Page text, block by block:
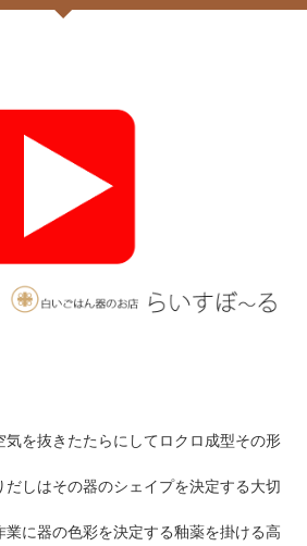
気を抜きたたらにしてロクロ成型その形
しはその器のシェイプを決定する大切
に器の色彩を決定する釉薬を掛ける高